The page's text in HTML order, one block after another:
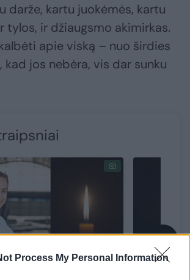
Process My Personal Information
darže, kartu juokėmės, kartu
tylos, ir džiaugsmo akimirkas.
apie viską – nuo širdies
kad jos nebėra, vis dar sunku
→